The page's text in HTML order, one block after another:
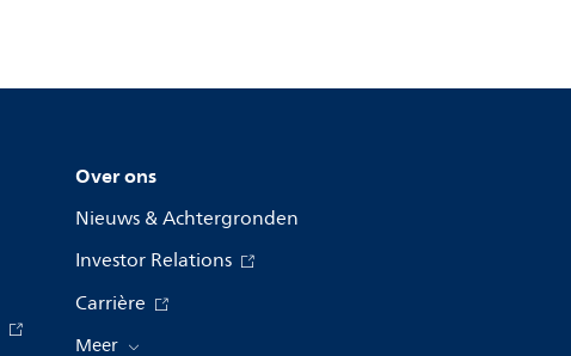
Over ons
Nieuws & Achtergronden
Investor Relations
Carrière
Meer